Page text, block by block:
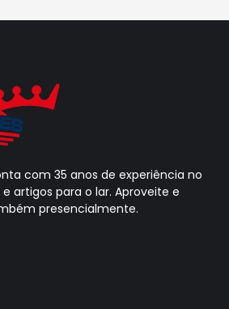
com 35 anos de experiência no
artigos para o lar. Aproveite e
presencialmente.